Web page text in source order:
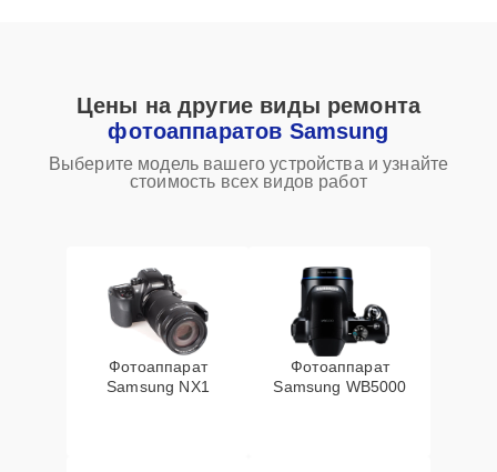
Цены на другие виды ремонта
фотоаппаратов Samsung
Выберите модель вашего устройства и узнайте
стоимость всех видов работ
Фотоаппарат
Samsung NX1
Фотоаппарат
Samsung WB5000